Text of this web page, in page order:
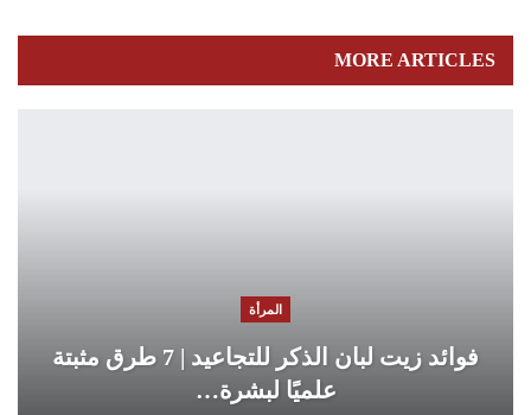
MORE ARTICLES
المرأة
فوائد زيت لبان الذكر للتجاعيد | 7 طرق مثبتة
علميًا لبشرة…